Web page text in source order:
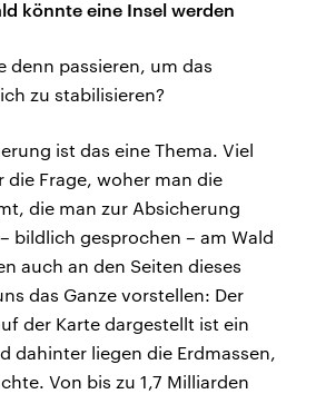
könnte eine Insel werden
denn passieren, um das
zu stabilisieren?
ist das eine Thema. Viel
die Frage, woher man die
die man zur Absicherung
bildlich gesprochen – am Wald
auch an den Seiten dieses
das Ganze vorstellen: Der
der Karte dargestellt ist ein
dahinter liegen die Erdmassen,
Von bis zu 1,7 Milliarden